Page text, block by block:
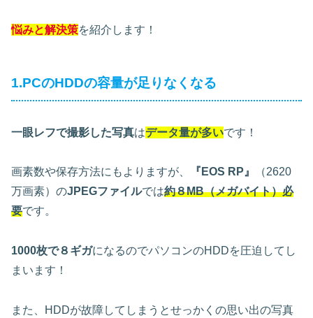
悩みと解決策を紹介します！
1.PCのHDDの容量が足りなくなる
一眼レフで撮影した写真はデータ量が多いです！
画素数や保存方法にもよりますが、 『EOS RP』
（2620
万画素）のJPEGファイルでは約８MB（メガバイト）必
要です。
1000枚で８ギガになるのでパソコンのHDDを圧迫してし
まいます！
また、HDDが故障してしまうとせっかくの思い出の写真